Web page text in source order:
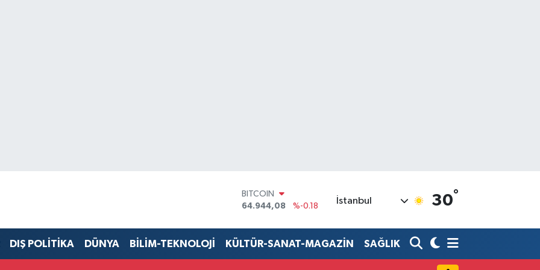
BITCOIN
64.944,08
%-0.18
47,7436
%0.18
EURO
İstanbul 30°
DIŞ POLİTİKA DÜNYA BİLİM-TEKNOLOJİ KÜLTÜR-SANAT-MAGAZİN SAĞLIK